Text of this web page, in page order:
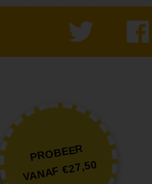
PROBEER
VANAF €27,50